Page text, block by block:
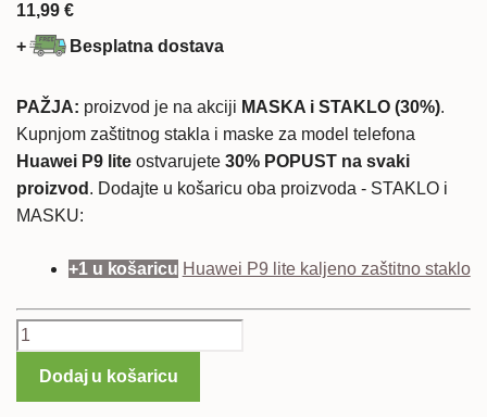
11,99 €
+
Besplatna dostava
PAŽJA: proizvod je na akciji MASKA i STAKLO (30%).
Kupnjom zaštitnog stakla i maske za model telefona
Huawei P9 lite ostvarujete 30% POPUST na svaki
proizvod . Dodajte u košaricu oba proizvoda - STAKLO i
MASKU:
+1 u košaricu Huawei P9 lite kaljeno zaštitno staklo
Huawei
Dodaj u košaricu